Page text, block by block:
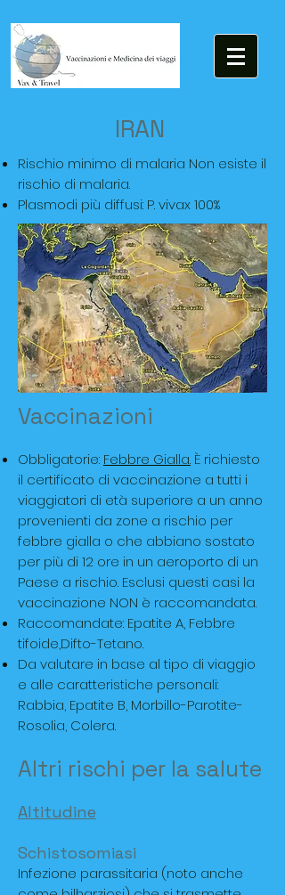
IRAN
Rischio minimo di malaria Non esiste il
rischio di malaria.
Plasmodi più diffusi: P. vivax 100%
Vaccinazioni
Obbligatorie: Febbre Gialla. È richiesto
il certificato di vaccinazione a tutti i
viaggiatori di età superiore a un anno
provenienti da zone a rischio per
febbre gialla o che abbiano sostato
per più di 12 ore in un aeroporto di un
Paese a rischio. Esclusi questi casi la
vaccinazione NON è raccomandata.
Raccomandate: Epatite A, Febbre
tifoide,Difto-Tetano.
Da valutare in base al tipo di viaggio
e alle caratteristiche personali:
Rabbia, Epatite B, Morbillo-Parotite-
Rosolia, Colera.
Altri rischi per la salute
Altitudine
Schistosomiasi
Infezione parassitaria (noto anche